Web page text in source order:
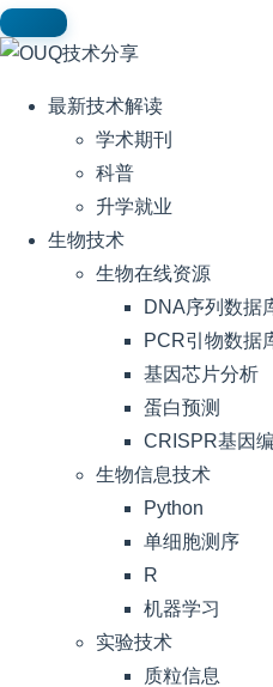
最新技术解读
学术期刊
科普
升学就业
生物技术
生物在线资源
DNA序列数据
PCR引物数据
基因芯片分析
蛋白预测
CRISPR基因
生物信息技术
Python
单细胞测序
R
机器学习
实验技术
质粒信息